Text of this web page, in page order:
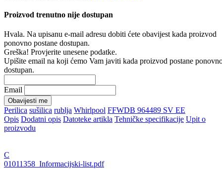
Proizvod trenutno nije dostupan
Hvala. Na upisanu e-mail adresu dobiti ćete obavijest kada proizvod
ponovno postane dostupan.
Greška! Provjerite unesene podatke.
Upišite email na koji ćemo Vam javiti kada proizvod postane
dostupan.
Email
Obavijesti me
Perilica sušilica rublja Whirlpool FFWDB 964489 SV EE
Opis Dodatni opis Datoteke artikla Tehničke specifikacije Upit o
proizvodu
C
01011358_Informacijski-list.pdf